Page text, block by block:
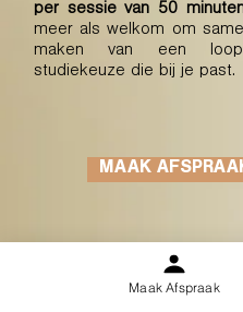
per sessie van 50
meer als welkom om
maken van een
studiekeuze die bij je past.
MAAK
Maak Afspraak